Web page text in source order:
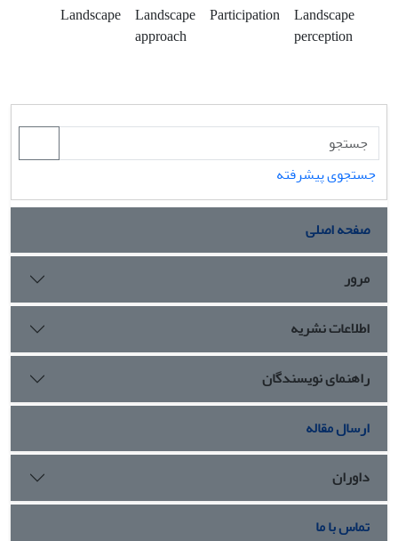
Landscape Landscape
approach
Participation Landscape
perception
جستجوی پیشرفته
صفحه اصلی
مرور
اطلاعات نشریه
راهنمای نویسندگان
ارسال مقاله
داوران
تماس با ما